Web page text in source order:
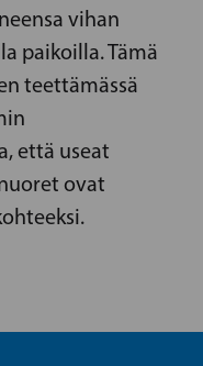
vihan
paikoilla. Tämä
teettämässä
että useat
ovat